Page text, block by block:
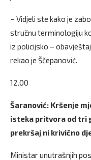
– Vidjeli ste kako je
stručnu terminologiju
iz policijsko –
rekao je Ščepanović.
12.00
Šaranović: Kršenje
isteka pritvora od tri
prekršaj ni krivično
Ministar unutrašnjih